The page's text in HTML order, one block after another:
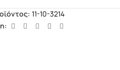
11-10-3214